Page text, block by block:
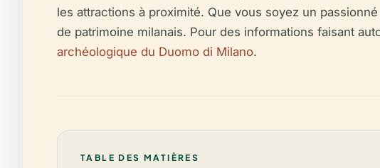
les attractions à proximité. Que vous soyez un
de patrimoine milanais. Pour des informations faisant
archéologique du Duomo di Milano.
TABLE DES MATIÈRES